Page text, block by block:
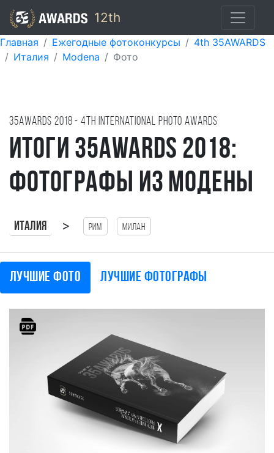
12th
Главная Ежегодные фотоконкурсы
4th 35AWARDS
Италия
Modena Фото
35AWARDS 2018 - 4TH international photo awards
Итоги 35AWARDS 2018:
фотографы из Модены
Италия > Рим Милан
Лучшие фото Лучшие фотографы